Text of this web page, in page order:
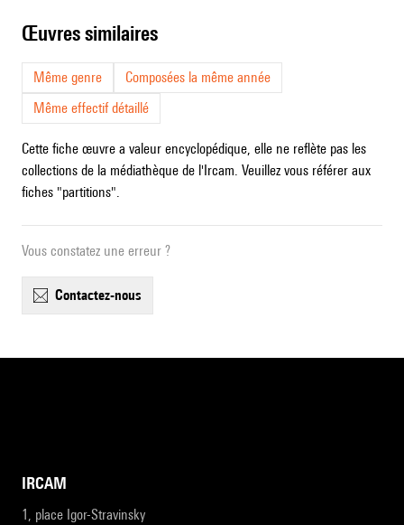
œuvres similaires
Même genre
Composées la même année
Même effectif détaillé
Cette fiche œuvre a valeur encyclopédique, elle ne reflète pas les
collections de la médiathèque de l'Ircam. Veuillez vous référer aux
fiches "partitions".
Vous constatez une erreur ?
contactez-nous
IRCAM
1, place Igor-Stravinsky